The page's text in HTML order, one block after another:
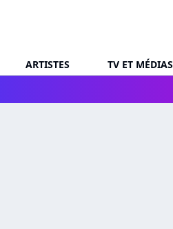
ARTISTES TV ET MÉDIAS